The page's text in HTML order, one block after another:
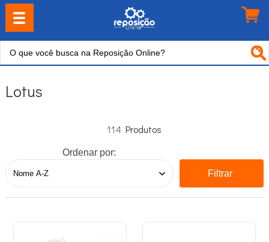
Lotus
114
Ordenar por:
Filtrar